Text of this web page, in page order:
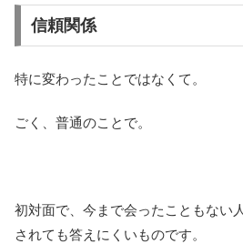
信頼関係
特に変わったことではなくて。
ごく、普通のことで。
初対面で、今まで会ったこともない
されても答えにくいものです。